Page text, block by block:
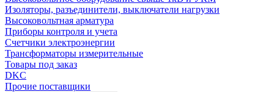
Изоляторы, разъединители, выключатели нагрузки
Высоковольтная арматура
Приборы контроля и учета
Счетчики электроэнергии
Трансформаторы измерительные
Товары под заказ
DKC
Прочие поставщики